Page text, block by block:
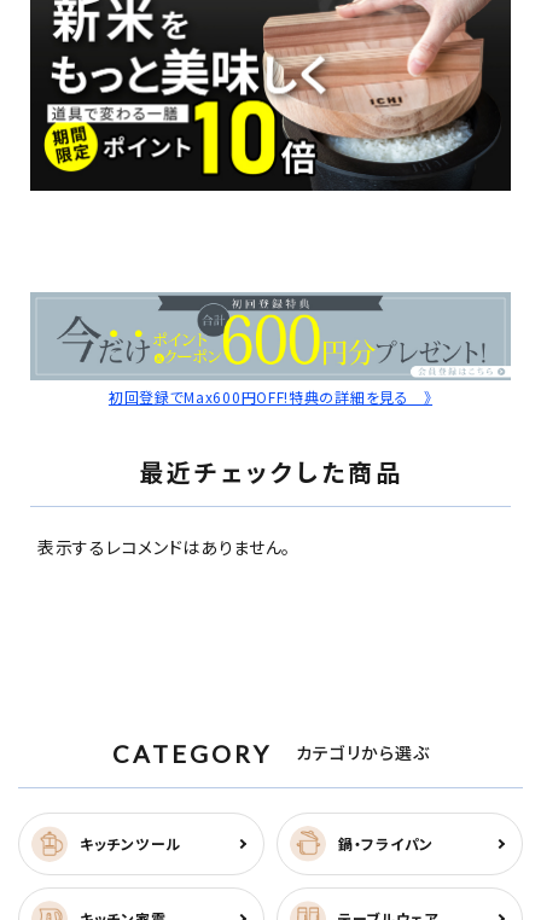
初回登録でMax600円OFF!特典の詳細を見る 》
最近チェックした商品
表示するレコメンドはありません。
CATEGORY カテゴリから選ぶ
キッチンツール 鍋・フライパン